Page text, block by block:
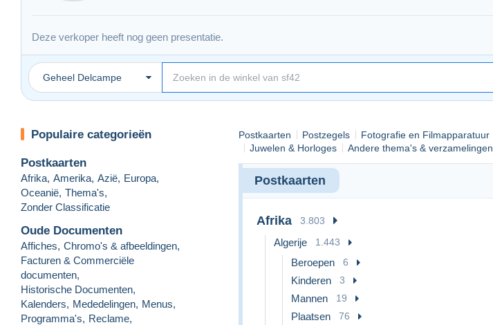
Deze verkoper heeft nog geen presentatie.
Geheel Delcampe
Populaire categorieën
Postkaarten
Afrika, Amerika, Azië, Europa,
Oceanië, Thema's,
Zonder Classificatie
Oude Documenten
Affiches, Chromo's & afbeeldingen,
Facturen & Commerciële
documenten,
Historische Documenten,
Kalenders, Mededelingen, Menus,
Programma's, Reclame,
Postkaarten Postzegels Fotografie en Filmapparatuur
Juwelen & Horloges
Andere thema's & verzamelingen
Postkaarten
Afrika 3.803
Algerije 1.443
Beroepen 6
Kinderen 3
Mannen 19
Plaatsen 76